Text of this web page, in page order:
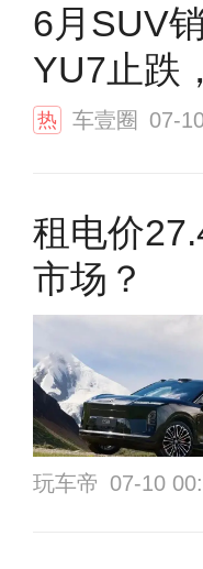
6月SUV
YU7止跌
热 车壹圈 07-
租电价
市场？
玩车帝 07-10